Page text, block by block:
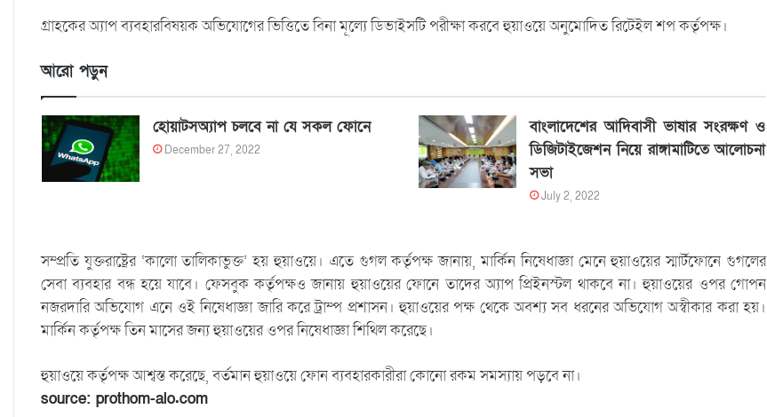
গ্রাহকের অ্যাপ ব্যবহারবিষয়ক অভিযোগের ভিত্তিতে বিনা মূল্যে ডিভাইসটি পরীক্ষা করবে হুয়াওয়ে অনুমোদিত রিটেইল শপ কর্তৃপক্ষ।
আরো পড়ুন
হোয়াটসঅ্যাপ চলবে না যে সকল ফোনে
December 27, 2022
বাংলাদেশের আদিবাসী ভাষার সংরক্ষণ ও
ডিজিটাইজেশন নিয়ে রাঙ্গামাটিতে আলোচনা
সভা
July 2, 2022
সম্প্রতি যুক্তরাষ্ট্রের ‘কালো তালিকাভুক্ত’ হয় হুয়াওয়ে। এতে গুগল কর্তৃপক্ষ জানায়, মার্কিন নিষেধাজ্ঞা মেনে হুয়াওয়ের স্মার্টফোনে গুগলের
সেবা ব্যবহার বন্ধ হয়ে যাবে। ফেসবুক কর্তৃপক্ষও জানায় হুয়াওয়ের ফোনে তাদের অ্যাপ প্রিইনস্টল থাকবে না। হুয়াওয়ের ওপর গোপন
নজরদারি অভিযোগ এনে ওই নিষেধাজ্ঞা জারি করে ট্রাম্প প্রশাসন। হুয়াওয়ের পক্ষ থেকে অবশ্য সব ধরনের অভিযোগ অস্বীকার করা হয়।
মার্কিন কর্তৃপক্ষ তিন মাসের জন্য হুয়াওয়ের ওপর নিষেধাজ্ঞা শিথিল করেছে।
হুয়াওয়ে কর্তৃপক্ষ আশ্বস্ত করেছে, বর্তমান হুয়াওয়ে ফোন ব্যবহারকারীরা কোনো রকম সমস্যায় পড়বে না।
source: prothom-alo.com